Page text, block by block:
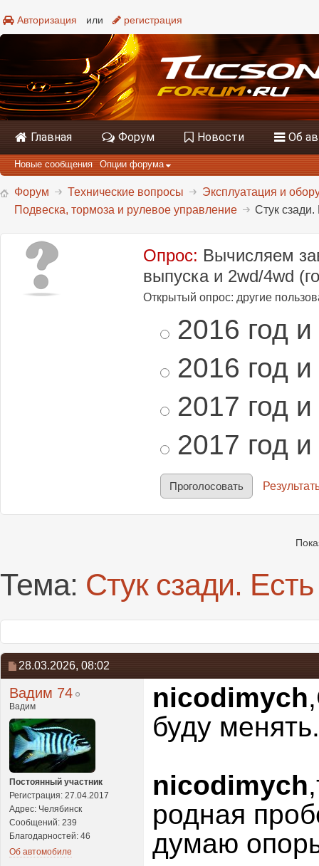
Авторизация или регистрация
Главная Форум Новости Об
Новые сообщения Опции форума
Форум Технические вопросы
Эксплуатация и
Подвеска, тормоза и рулевое управление
Стук
Опрос: Вычисляем
выпуска и 2wd/4wd
Открытый опрос: другие
2016 год
2016 год
2017 год
2017 год
Тема: Стук сзади.
28.03.2026, 08:02
Вадим 74
Вадим
Постоянный участник
Регистрация: 27.04.2017
Адрес: Челябинск
Сообщений: 239
Благодарностей: 46
Об автомобиле
nicodimych
буду менять.
nicodimych
родная
думаю